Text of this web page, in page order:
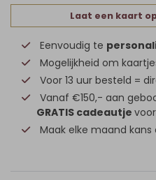
Laat een kaart
Eenvoudig te
Mogelijkheid om
Voor 13 uur besteld =
Vanaf €150,- aan
GRATIS cadeautje
Maak elke maand kans